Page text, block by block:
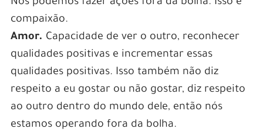
Nós podemos fazer ações fora da bolha. Isso é
compaixão.
Amor. Capacidade de ver o outro, reconhecer
qualidades positivas e incrementar essas
qualidades positivas. Isso também não diz
respeito a eu gostar ou não gostar, diz respeito
ao outro dentro do mundo dele, então nós
estamos operando fora da bolha.